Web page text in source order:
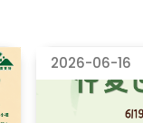
2026-06-16